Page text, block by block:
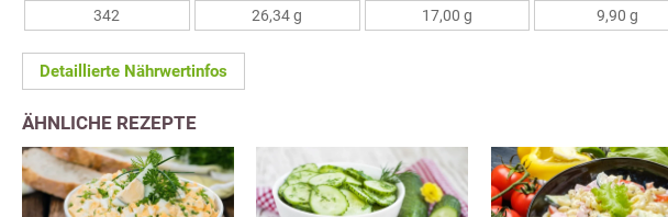
342
26,34 g
17,00 g
9,90 g
Detaillierte Nährwertinfos
ÄHNLICHE REZEPTE